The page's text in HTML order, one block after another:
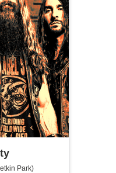
Park)